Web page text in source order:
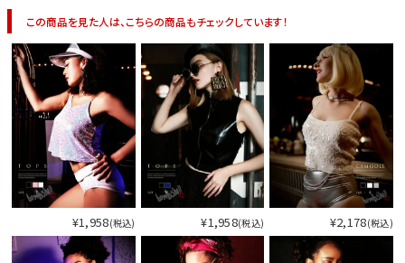
この商品を見た人は、こちらの商品もチェックしています！
¥1,958(税込) ¥1,958(税込) ¥2,178(税込)